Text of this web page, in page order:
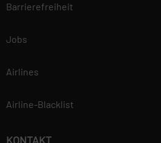
Barrierefreiheit
Jobs
Airlines
Airline-Blacklist
KONTAKT